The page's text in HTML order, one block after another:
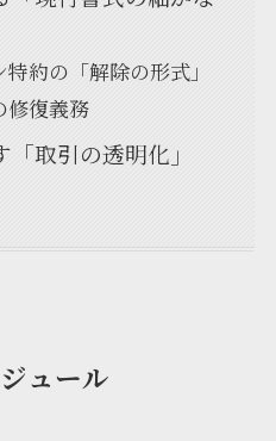
約の「解除の形式」
復義務
取引の透明化」
ュール